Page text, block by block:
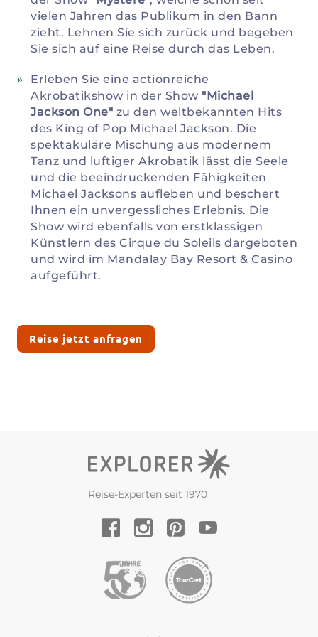
vielen Jahren das Publikum in den Bann
zieht. Lehnen Sie sich zurück und begeben
Sie sich auf eine Reise durch das Leben.
Erleben Sie eine actionreiche
Akrobatikshow in der Show "Michael
Jackson One" zu den weltbekannten Hits
des King of Pop Michael Jackson. Die
spektakuläre Mischung aus modernem
Tanz und luftiger Akrobatik lässt die Seele
und die beeindruckenden Fähigkeiten
Michael Jacksons aufleben und beschert
Ihnen ein unvergessliches Erlebnis. Die
Show wird ebenfalls von erstklassigen
Künstlern des Cirque du Soleils dargeboten
und wird im Mandalay Bay Resort & Casino
aufgeführt.
Reise jetzt anfragen
Reise-Experten seit 1970